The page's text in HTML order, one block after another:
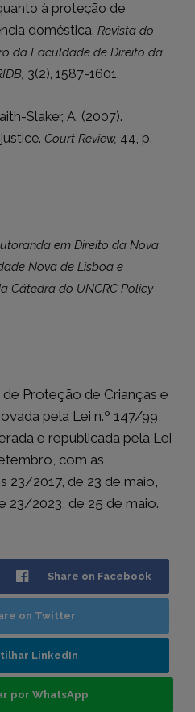
à proteção de
doméstica. Revista do
da Faculdade de Direito da
3(2), 1587-1601.
Slaker, A. (2007).
Court Review, 44, p.
em Direito da Nova
Nova de Lisboa e
Cátedra do UNCRC Policy
de Proteção de Crianças e
pela Lei n.º 147/99,
e republicada pela Lei
com as
23/2017, de 23 de maio,
23/2023, de 25 de maio.
Share on Facebook
on Twitter
LinkedIn
por WhatsApp